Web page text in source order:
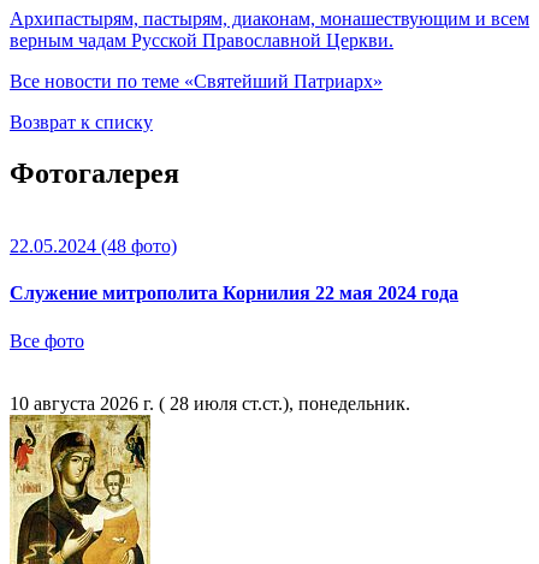
Архипастырям, пастырям, диаконам, монашествующим и всем
верным чадам Русской Православной Церкви.
Все новости по теме «Святейший Патриарх»
Возврат к списку
Фотогалерея
22.05.2024 (48 фото)
Служение митрополита Корнилия 22 мая 2024 года
Все фото
10 августа 2026 г. ( 28 июля ст.ст.), понедельник.